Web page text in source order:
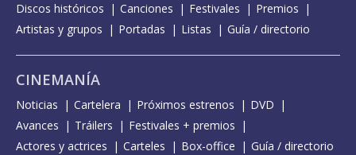
Discos históricos
Canciones Festivales
Premios
Artistas y grupos
Portadas Listas Guía / directorio
CINEMANÍA
Noticias Cartelera Próximos estrenos
DVD
Avances
Tráilers
Festivales + premios
Actores y actrices
Carteles Box-office Guía / directorio